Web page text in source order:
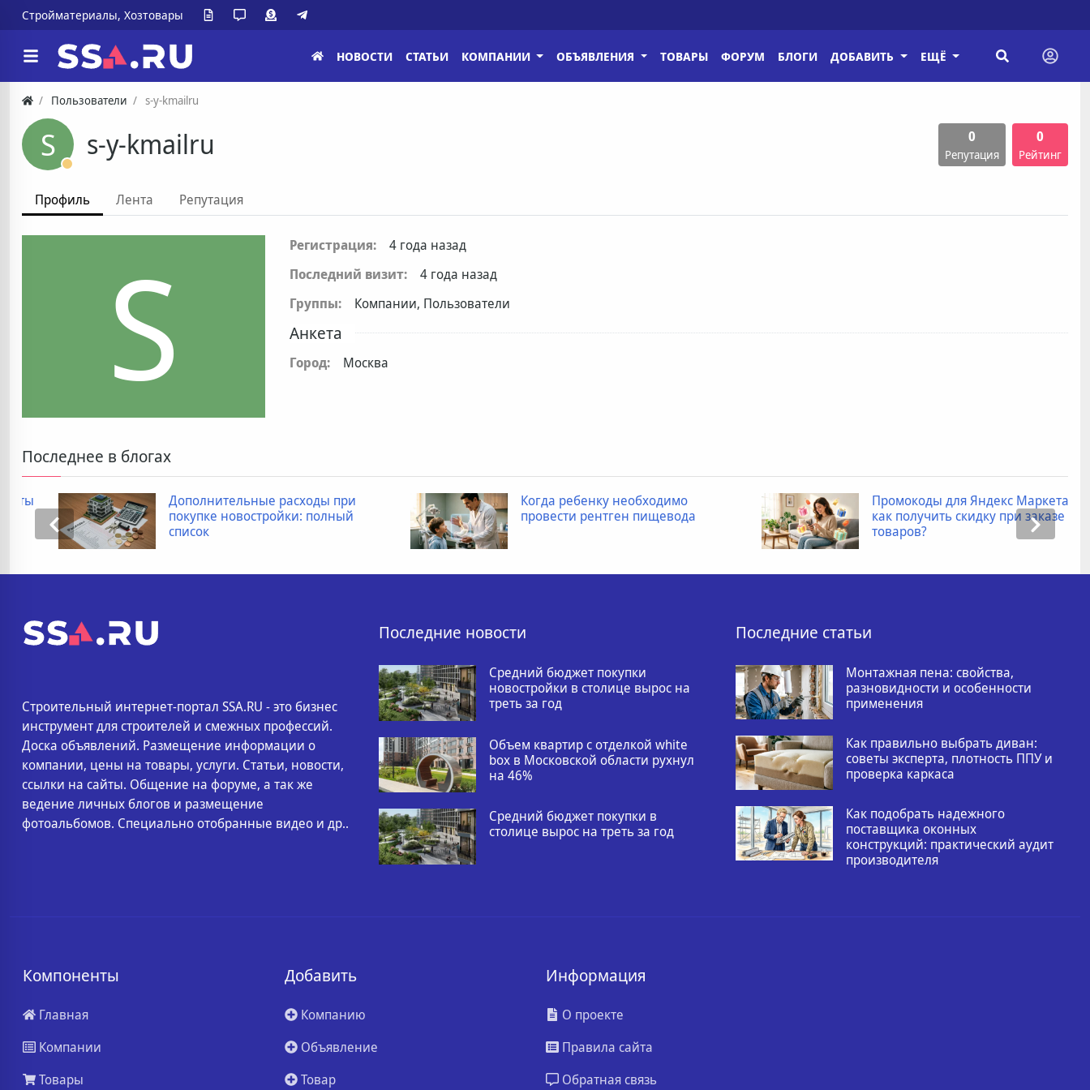
Стройматериалы, Хозтовары
НОВОСТИ СТАТЬИ КОМПАНИИ ОБЪЯВЛЕНИЯ ТОВАРЫ ФОРУМ БЛОГИ ДОБАВИТЬ ЕЩЁ
Пользователи s-y-kmailru
S s-y-kmailru 0
Репутация
0
Рейтинг
Профиль Лента Репутация
S Регистрация:
4 года назад
Последний визит:
4 года назад
Группы:
Компании, Пользователи
Анкета
Город: Москва
Последнее в блогах
Дополнительные расходы при
покупке новостройки: полный
список
Когда ребенку необходимо
провести рентген пищевода
Промокоды для Яндекс Маркета:
как получить скидку при заказе
товаров?
Строительный интернет-портал SSA.RU - это бизнес
инструмент для строителей и смежных профессий.
Доска объявлений. Размещение информации о
компании, цены на товары, услуги. Статьи, новости,
ссылки на сайты. Общение на форуме, а так же
ведение личных блогов и размещение
фотоальбомов. Специально отобранные видео и др..
Последние новости
Средний бюджет покупки
новостройки в столице вырос на
треть за год
Объем квартир с отделкой white
box в Московской области рухнул
на 46%
Средний бюджет покупки в
столице вырос на треть за год
Последние статьи
Монтажная пена: свойства,
разновидности и особенности
применения
Как правильно выбрать диван:
советы эксперта, плотность ППУ и
проверка каркаса
Как подобрать надежного
поставщика оконных
конструкций: практический аудит
производителя
Компоненты
Главная
Компании
Товары
Добавить
Компанию
Объявление
Товар
Информация
О проекте
Правила сайта
Обратная связь